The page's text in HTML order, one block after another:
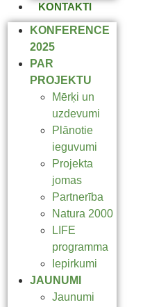
KONTAKTI
KONFERENCE
2025
PAR
PROJEKTU
Mērķi un
uzdevumi
Plānotie
ieguvumi
Projekta
jomas
Partnerība
Natura 2000
LIFE
programma
Iepirkumi
JAUNUMI
Jaunumi